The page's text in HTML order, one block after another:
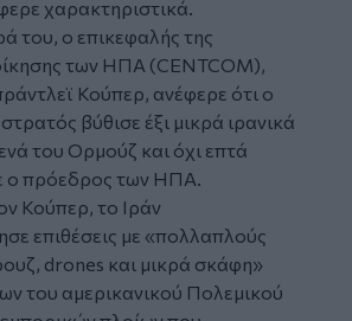
χαρακτηριστικά.
του, ο επικεφαλής της
των ΗΠΑ (CENTCOM),
Κούπερ, ανέφερε ότι ο
βύθισε έξι μικρά ιρανικά
του Ορμούζ και όχι επτά
ο πρόεδρος των ΗΠΑ.
Κούπερ, το Ιράν
επιθέσεις με «πολλαπλούς
drones και μικρά σκάφη»
του αμερικανικού Πολεμικού